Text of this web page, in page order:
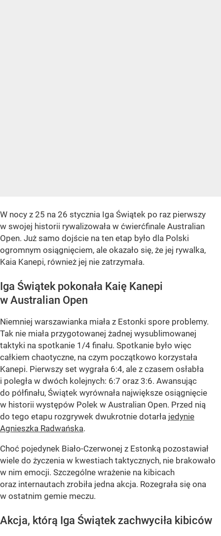
W nocy z 25 na 26 stycznia Iga Świątek po raz pierwszy
w swojej historii rywalizowała w ćwierćfinale Australian
Open. Już samo dojście na ten etap było dla Polski
ogromnym osiągnięciem, ale okazało się, że jej rywalka,
Kaia Kanepi, również jej nie zatrzymała.
Iga Świątek pokonała Kaię Kanepi
w Australian Open
Niemniej warszawianka miała z Estonki spore problemy.
Tak nie miała przygotowanej żadnej wysublimowanej
taktyki na spotkanie 1/4 finału. Spotkanie było więc
całkiem chaotyczne, na czym początkowo korzystała
Kanepi. Pierwszy set wygrała 6:4, ale z czasem osłabła
i poległa w dwóch kolejnych: 6:7 oraz 3:6. Awansując
do półfinału, Świątek wyrównała największe osiągnięcie
w historii występów Polek w Australian Open. Przed nią
do tego etapu rozgrywek dwukrotnie dotarła jedynie
Agnieszka Radwańska.
Choć pojedynek Biało-Czerwonej z Estonką pozostawiał
wiele do życzenia w kwestiach taktycznych, nie brakowało
w nim emocji. Szczególne wrażenie na kibicach
oraz internautach zrobiła jedna akcja. Rozegrała się ona
w ostatnim gemie meczu.
Akcja, którą Iga Świątek zachwyciła kibiców